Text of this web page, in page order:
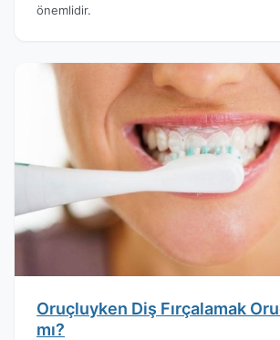
önemlidir.
Oruçluyken Diş Fırçalamak
mı?